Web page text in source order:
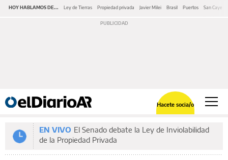
HOY HABLAMOS DE... Ley de Tierras Propiedad privada Javier Milei Brasil Puertos San
Hacete socia/o
EN VIVO El Senado debate la Ley de Inviolabilidad
de la Propiedad Privada